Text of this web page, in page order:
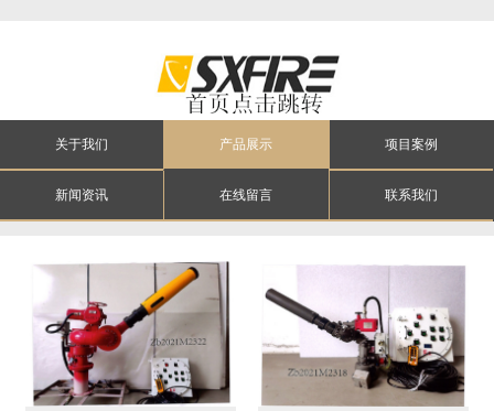
关于我们 产品展示 项目案例
新闻资讯 在线留言 联系我们